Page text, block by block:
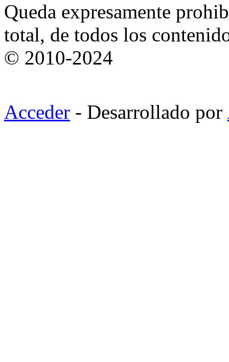
Queda expresamente
total, de todos los
© 2010-2024
Acceder - Desarrollado por